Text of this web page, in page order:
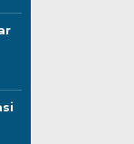
— Dinas
Dinkes Makassar